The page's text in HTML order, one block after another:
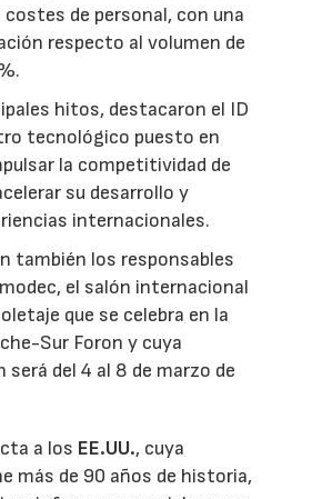
de personal, con una
respecto al volumen de
hitos, destacaron el ID
tecnológico puesto en
la competitividad de
su desarrollo y
internacionales.
también los responsables
el salón internacional
que se celebra en la
Sur Foron y cuya
será del 4 al 8 de marzo de
a los EE.UU., cuya
más de 90 años de historia,